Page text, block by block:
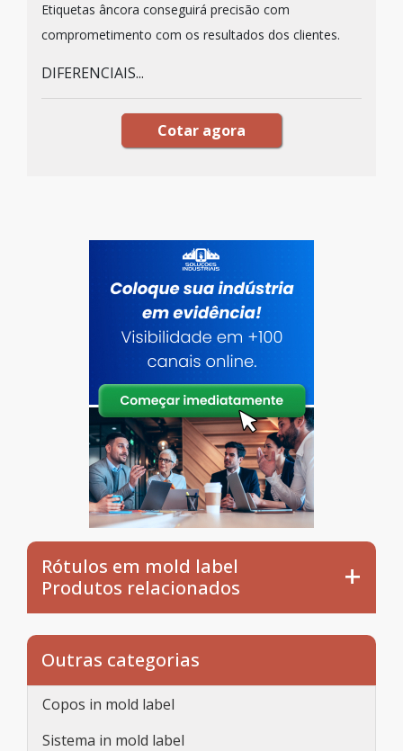
Etiquetas âncora conseguirá precisão com
comprometimento com os resultados dos clientes.
DIFERENCIAIS...
Cotar agora
Rótulos em mold label
Produtos relacionados
Outras categorias
Copos in mold label
Sistema in mold label